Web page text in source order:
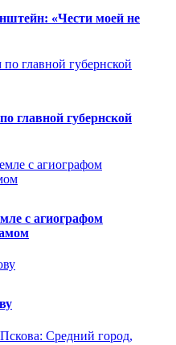
«Чести моей не
главной губернской
с агиографом